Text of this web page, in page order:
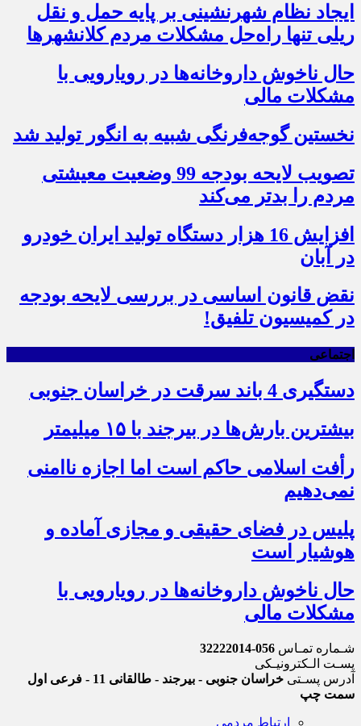
ایجاد نظام شهرنشینی بر پایه حمل و نقل
ریلی تنها راه‌حل مشکلات مردم کلانشهرها
حال ناخوش داروخانه‌ها در رویارویی با
مشکلات مالی
نخستین گوجه‌فرنگی شبیه به انگور تولید شد
تصویب لایحه بودجه 99 وضعیت معیشتی
مردم را بدتر می‌کند
افزایش 16 هزار دستگاه تولید ایران خودرو
در آبان
نقض قانون اساسی در بررسی لایحه بودجه
در کمیسیون تلفیق!
اجتماعی
دستگیری 4 باند سرقت در خراسان جنوبی
بیشترین بارش‌ها در بیرجند با ۱۵ میلیمتر
رأفت اسلامی حاکم است اما اجازه ناامنی
نمی‌دهیم
پلیس در فضای حقیقی و مجازی آماده و
هوشیار است
حال ناخوش داروخانه‌ها در رویارویی با
مشکلات مالی
شـماره تمـاس 056-32222014
پسـت الـکترونیـکی
آدرس پسـتی
خراسان جنوبی - بیرجند - طالقانی 11 - فرعی اول
سمت چپ
ارتباط مردمی